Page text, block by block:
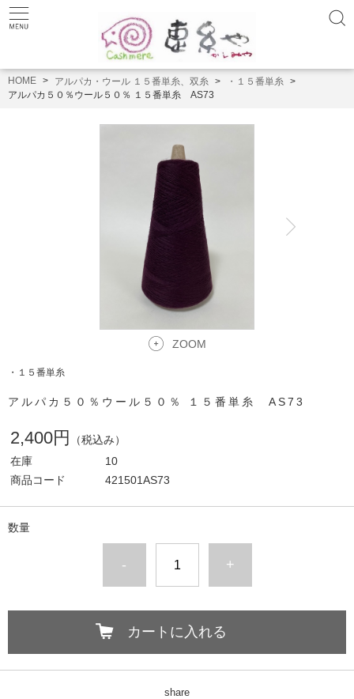
HOME アルパカ・ウール １５番単糸、双糸
・１５番単糸
アルパカ５０％ウール５０％ １５番単糸 AS73
ZOOM
・１５番単糸
アルパカ５０％ウール５０％ １５番単糸 AS73
2,400円
（税込み）
在庫
10
商品コード
421501AS73
数量
- +
カートに入れる
share